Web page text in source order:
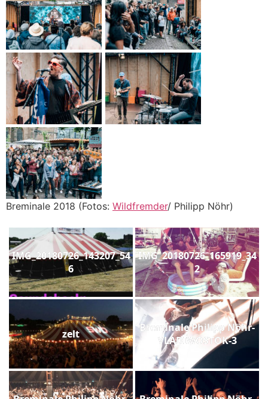
Breminale 2018 (Fotos: Wildfremder/ Philipp Nöhr)
IMG_20180726_143207_54
6
IMG_20180726_165919_34
2
zelt
Breminale Philipp Nöhr-
VLADIWOSTOK-3